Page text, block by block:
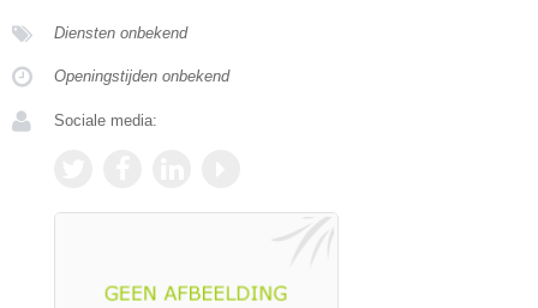
Diensten onbekend
Openingstijden onbekend
Sociale media: